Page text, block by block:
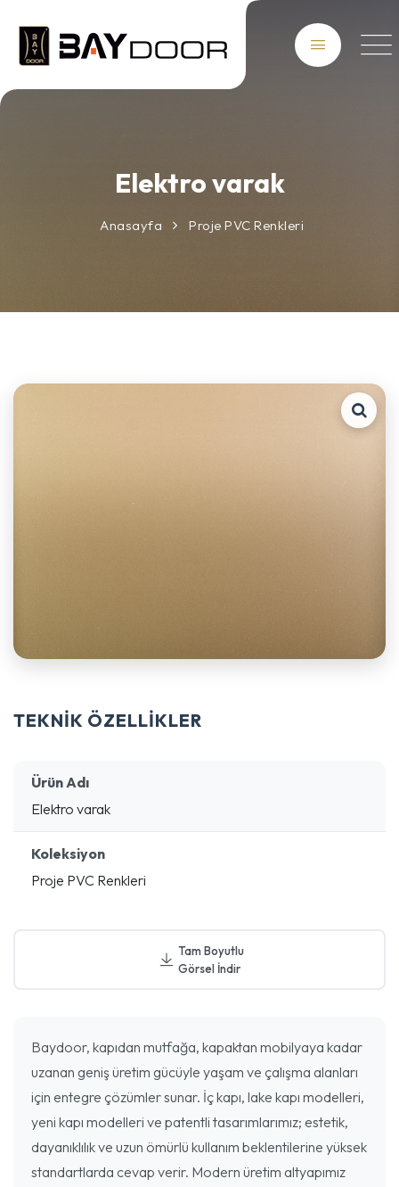
Elektro varak
Anasayfa Proje PVC Renkleri
TEKNİK ÖZELLİKLER
Ürün Adı
Elektro varak
Koleksiyon
Proje PVC Renkleri
Tam Boyutlu
Görsel İndir
Baydoor, kapıdan mutfağa, kapaktan mobilyaya kadar
uzanan geniş üretim gücüyle yaşam ve çalışma alanları
için entegre çözümler sunar. İç kapı, lake kapı modelleri,
yeni kapı modelleri ve patentli tasarımlarımız; estetik,
dayanıklılık ve uzun ömürlü kullanım beklentilerine yüksek
standartlarda cevap verir. Modern üretim altyapımız